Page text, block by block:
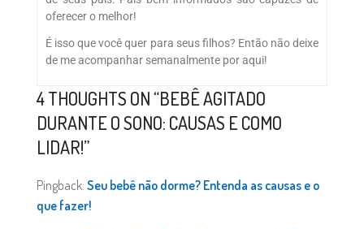
oferecer o melhor!
É isso que você quer para seus filhos? Então não deixe
de me acompanhar semanalmente por aqui!
4 THOUGHTS ON “BEBÊ AGITADO
DURANTE O SONO: CAUSAS E COMO
LIDAR!”
Pingback: Seu bebê não dorme? Entenda as causas e o
que fazer!